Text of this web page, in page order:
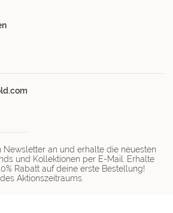
an und erhalte die neuesten
und Kollektionen per E-Mail. Erhalte
Rabatt auf deine erste Bestellung!
Aktionszeitraums.